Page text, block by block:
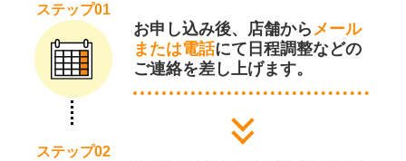
ステップ01
お申し込み後、店舗からメール
または電話にて日程調整などの
ご連絡を差し上げます。
ステップ02